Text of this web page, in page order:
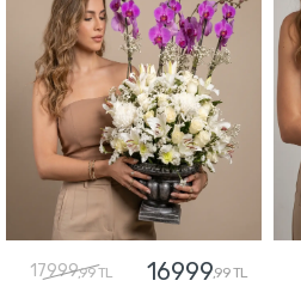
17999,99 TL 16999,99 TL